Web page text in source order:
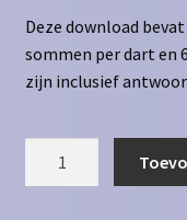
Deze download
sommen per dart en
zijn inclusief